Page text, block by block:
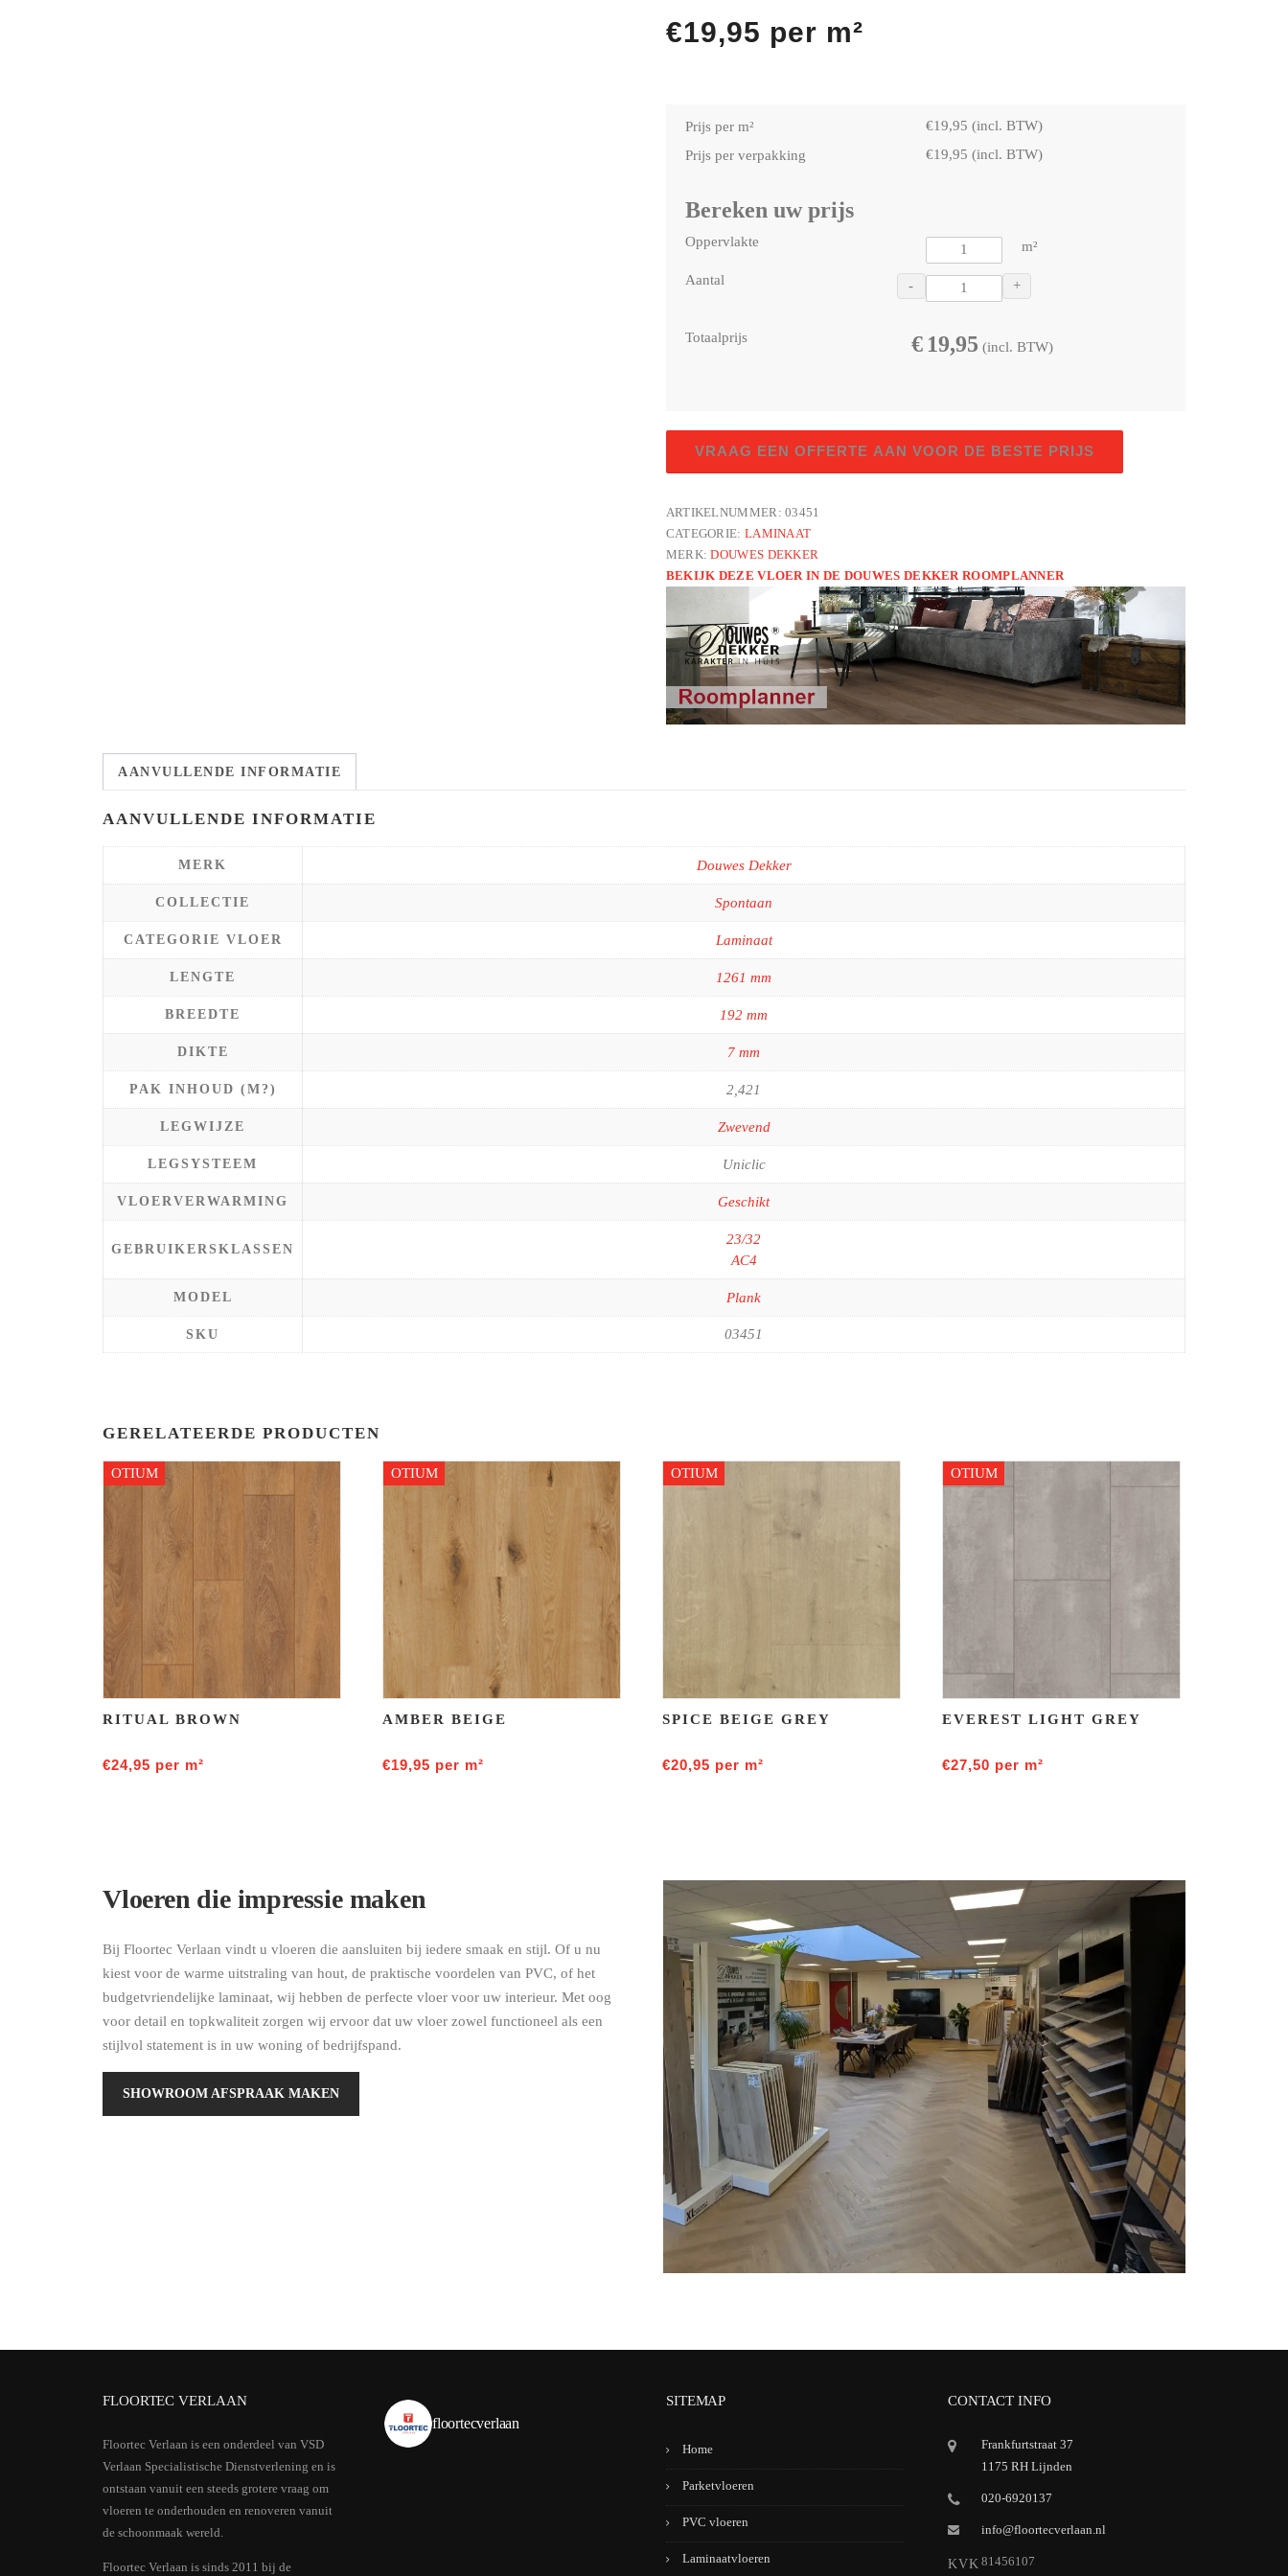
€19,95 per m²
Prijs per m² €19,95 (incl. BTW)
Prijs per verpakking
€19,95 (incl. BTW)
Bereken uw prijs
Oppervlakte m²
Aantal - +
Totaalprijs € 19,95 (incl. BTW)
VRAAG EEN OFFERTE AAN VOOR DE BESTE PRIJS
ARTIKELNUMMER:03451
CATEGORIE: LAMINAAT
MERK:DOUWES DEKKER
BEKIJK DEZE VLOER IN DE DOUWES DEKKER ROOMPLANNER
AANVULLENDE INFORMATIE
AANVULLENDE INFORMATIE
MERK Douwes Dekker
COLLECTIE Spontaan
CATEGORIE VLOER Laminaat
LENGTE 1261 mm
BREEDTE 192 mm
DIKTE 7 mm
PAK INHOUD (M?) 2,421
LEGWIJZE Zwevend
LEGSYSTEEM Uniclic
VLOERVERWARMING Geschikt
GEBRUIKERSKLASSEN
23/32
AC4
MODEL Plank
SKU 03451
GERELATEERDE PRODUCTEN
OTIUM
RITUAL BROWN
€24,95 per m²
OTIUM
AMBER BEIGE
€19,95 per m²
OTIUM
SPICE BEIGE GREY
€20,95 per m²
OTIUM
EVEREST LIGHT GREY
€27,50 per m²
Vloeren die impressie maken
Bij Floortec Verlaan vindt u vloeren die aansluiten bij iedere smaak en stijl. Of u nu
kiest voor de warme uitstraling van hout, de praktische voordelen van PVC, of het
budgetvriendelijke laminaat, wij hebben de perfecte vloer voor uw interieur. Met oog
voor detail en topkwaliteit zorgen wij ervoor dat uw vloer zowel functioneel als een
stijlvol statement is in uw woning of bedrijfspand.
SHOWROOM AFSPRAAK MAKEN
FLOORTEC VERLAAN
Floortec Verlaan is een onderdeel van VSD
Verlaan Specialistische Dienstverlening en is
ontstaan vanuit een steeds grotere vraag om
vloeren te onderhouden en renoveren vanuit
de schoonmaak wereld.
Floortec Verlaan is sinds 2011 bij de
floortecverlaan
SITEMAP
Home
Parketvloeren
PVC vloeren
Laminaatvloeren
CONTACT INFO
Frankfurtstraat 37
1175 RH Lijnden
020-6920137
info@floortecverlaan.nl
KVK 81456107